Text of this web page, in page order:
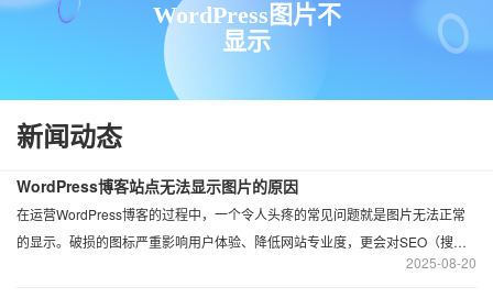
WordPress图片不
显示
新闻动态
08-20
2025
WordPress博客站点无法显示图片的原因
在运营WordPress博客的过程中，一个令人头疼的常见问题就是图片无法正常
的显示。破损的图标严重影响用户体验、降低网站专业度，更会对SEO（搜索
引擎优化）产生致命的打击。图片无法加载的原因有多种，从简单的设置错误